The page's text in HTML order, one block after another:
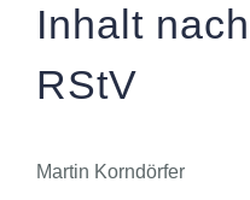
Inhalt
RStV
Martin Korndörfer